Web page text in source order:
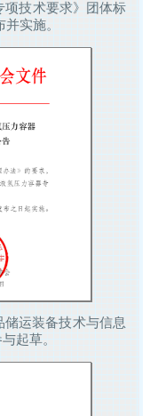
项技术要求》团体标
实施。
运装备技术与信息
起草。